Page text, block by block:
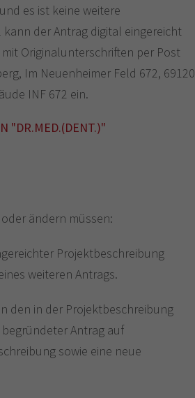
es ist keine weitere
der Antrag digital eingereicht
Originalunterschriften per Post
Im Neuenheimer Feld 672, 69120
INF 672 ein.
"DR.MED.(DENT.)"
ändern müssen:
Projektbeschreibung
weiteren Antrags.
den in der Projektbeschreibung
Antrag auf
sowie eine neue